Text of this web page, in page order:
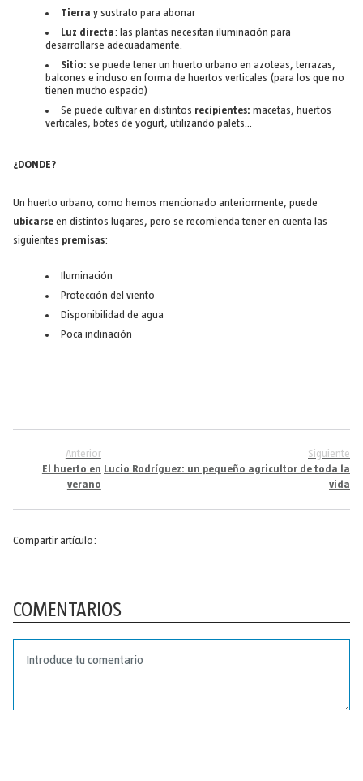
Tierra y sustrato para abonar
Luz directa: las plantas necesitan iluminación para
desarrollarse adecuadamente.
Sitio: se puede tener un huerto urbano en azoteas, terrazas,
balcones e incluso en forma de huertos verticales (para los que no
tienen mucho espacio)
Se puede cultivar en distintos recipientes: macetas, huertos
verticales, botes de yogurt, utilizando palets…
¿DONDE?
Un huerto urbano, como hemos mencionado anteriormente, puede
ubicarse en distintos lugares, pero se recomienda tener en cuenta las
siguientes premisas:
Iluminación
Protección del viento
Disponibilidad de agua
Poca inclinación
Anterior
El huerto en
verano
Siguiente
Lucio Rodríguez: un pequeño agricultor de toda la
vida
Compartir artículo:
COMENTARIOS